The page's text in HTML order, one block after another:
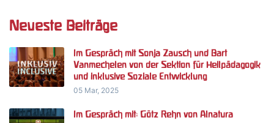
Neueste Beiträge
Im Gespräch mit Sonja Zausch und Bart
Vanmechelen von der Sektion für Heilpädagogik
und inklusive Soziale Entwicklung
05 Mar, 2025
Im Gespräch mit: Götz Rehn von Alnatura